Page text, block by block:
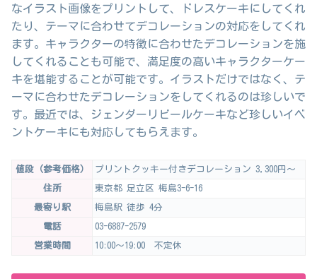
なイラスト画像をプリントして、ドレスケーキにしてくれ
たり、テーマに合わせてデコレーションの対応をしてくれ
ます。キャラクターの特徴に合わせたデコレーションを施
してくれることも可能で、満足度の高いキャラクターケー
キを堪能することが可能です。イラストだけではなく、テ
ーマに合わせたデコレーションをしてくれるのは珍しいで
す。最近では、ジェンダーリビールケーキなど珍しいイベ
ントケーキにも対応してもらえます。
値段（参考価格） プリントクッキー付きデコレーション 3,300円～
住所 東京都 足立区 梅島3-6-16
最寄り駅 梅島駅 徒歩 4分
電話 03-6887-2579
営業時間 10:00～19:00 不定休